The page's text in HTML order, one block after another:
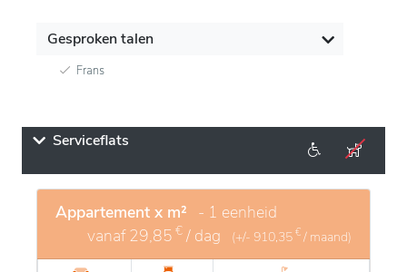
Gesproken talen
Frans
Serviceflats
Appartement x m² - 1 eenheid
vanaf29,85 € / dag (+/- 910,35 € / maand)